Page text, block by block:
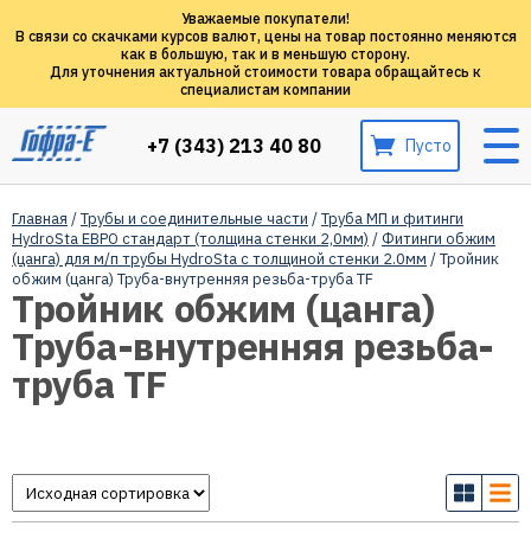
Уважаемые покупатели!
В связи со скачками курсов валют, цены на товар постоянно меняются
как в большую, так и в меньшую сторону.
Для уточнения актуальной стоимости товара обращайтесь к
специалистам компании
+7 (343) 213 40 80 Пусто
Главная /Трубы и соединительные части /Труба МП и фитинги
HydroSta ЕВРО стандарт (толщина стенки 2,0мм) / Фитинги обжим
(цанга) для м/п трубы HydroSta с толщиной стенки 2.0мм / Тройник
обжим (цанга) Труба-внутренняя резьба-труба TF
Тройник обжим (цанга)
Труба-внутренняя резьба-
труба TF